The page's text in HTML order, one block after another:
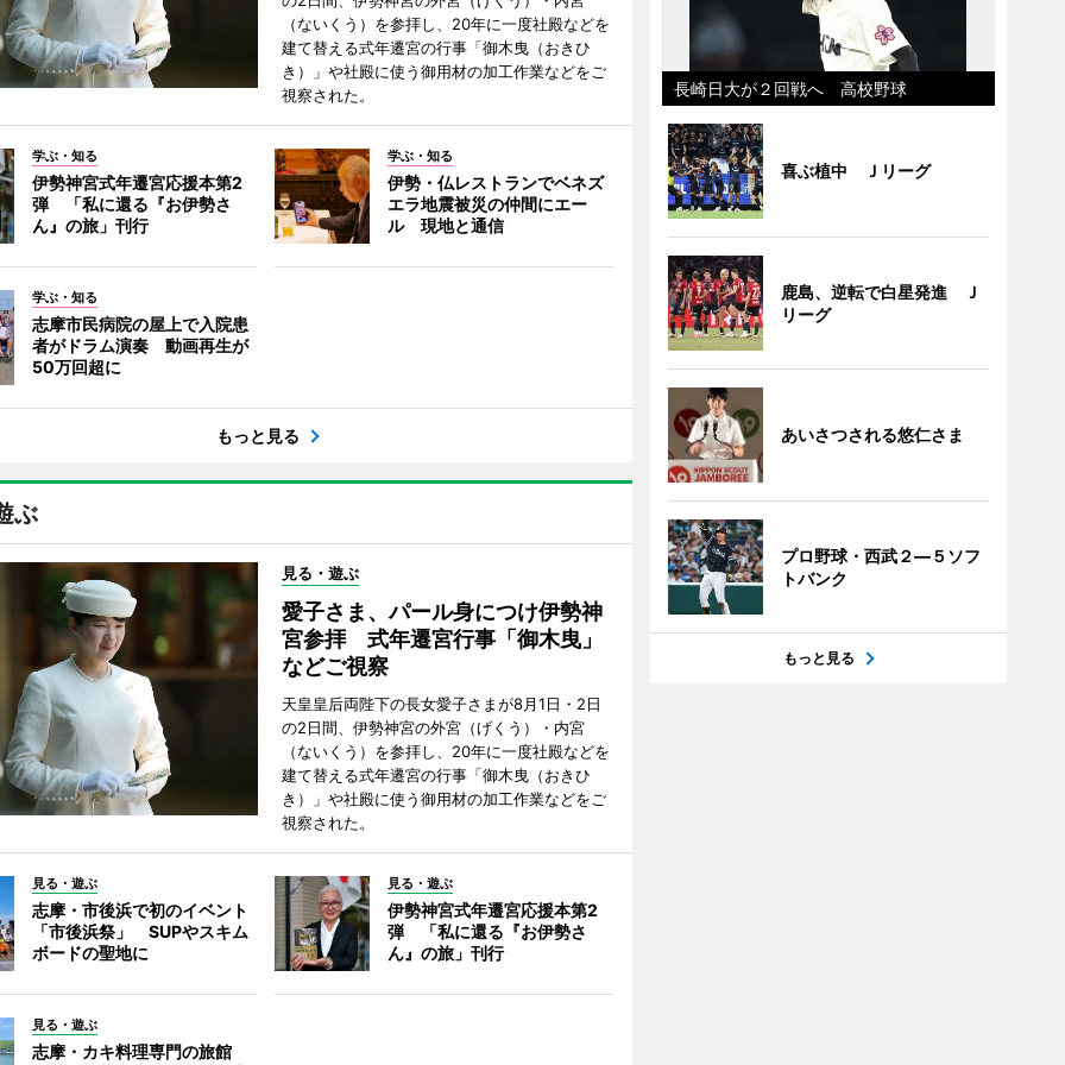
（ないくう）を参拝し、20年に一度社殿などを
建て替える式年遷宮の行事「御木曳（おきひ
き）」や社殿に使う御用材の加工作業などをご
視察された。
学ぶ・知る
伊勢神宮式年遷宮応援本第2
弾 「私に還る『お伊勢さ
ん』の旅」刊行
学ぶ・知る
伊勢・仏レストランでベネズ
エラ地震被災の仲間にエー
ル 現地と通信
学ぶ・知る
志摩市民病院の屋上で入院患
者がドラム演奏 動画再生が
50万回超に
もっと見る
ぶ
見る・遊ぶ
愛子さま、パール身につけ伊勢神
宮参拝 式年遷宮行事「御木曳」
などご視察
天皇皇后両陛下の長女愛子さまが8月1日・2日
の2日間、伊勢神宮の外宮（げくう）・内宮
（ないくう）を参拝し、20年に一度社殿などを
建て替える式年遷宮の行事「御木曳（おきひ
き）」や社殿に使う御用材の加工作業などをご
視察された。
見る・遊ぶ
志摩・市後浜で初のイベント
「市後浜祭」 SUPやスキム
ボードの聖地に
見る・遊ぶ
伊勢神宮式年遷宮応援本第2
弾 「私に還る『お伊勢さ
ん』の旅」刊行
見る・遊ぶ
志摩・カキ料理専門の旅館
長崎日大が２回戦へ 高校野球
喜ぶ植中 Ｊリーグ
鹿島、逆転で白星発進 Ｊ
リーグ
あいさつされる悠仁さま
プロ野球・西武２―５ソフ
トバンク
もっと見る